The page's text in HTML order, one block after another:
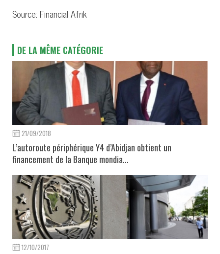
Source: Financial Afrik
DE LA MÊME CATÉGORIE
21/09/2018
L’autoroute périphérique Y4 d’Abidjan obtient un
financement de la Banque mondia...
12/10/2017